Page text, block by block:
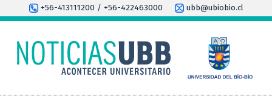
+56-413111200 / +56-422463000 ubb@ubiobio.cl